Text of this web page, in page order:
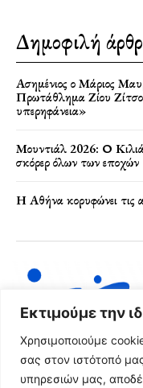
Εκτιμούμε την
Χρησιμοποιούμε
σας στον ιστότοπό
υπηρεσιών μας,
Δημοφιλή
Ασημένιος ο Μάριος
Πρωτάθλημα Ζίου
υπερηφάνεια»
Μουντιάλ 2026: Ο
σκόρερ όλων των εποχών
Η Αθήνα κορυφώνει τις
Όροι